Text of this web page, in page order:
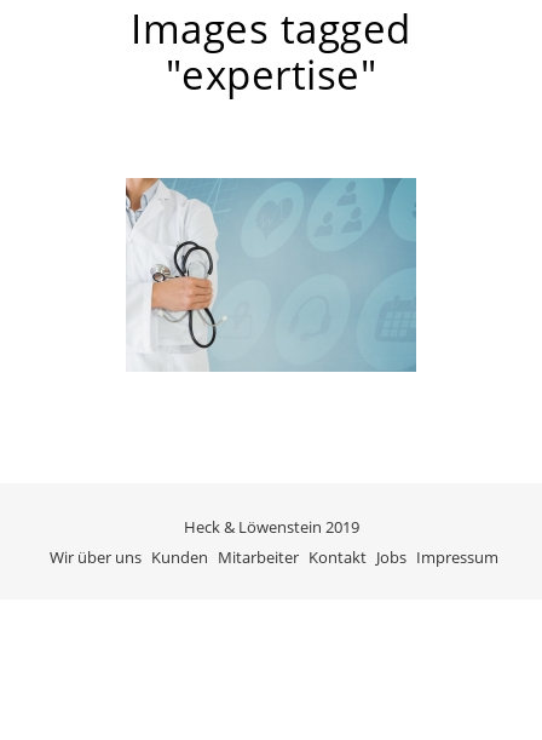
Images tagged
"expertise"
Heck & Löwenstein 2019
Wir über uns Kunden Mitarbeiter Kontakt Jobs Impressum